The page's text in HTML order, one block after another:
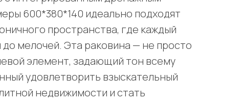
600*380*140 идеально подходят
пространства, где каждый
мелочей. Эта раковина — не просто
элемент, задающий тон всему
удовлетворить взыскательный
недвижимости и стать